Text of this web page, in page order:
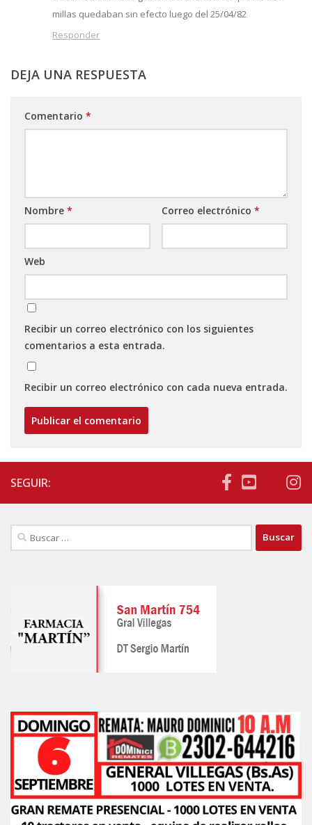
millas quedaban sin efecto luego del 25/04/82
Responder
DEJA UNA RESPUESTA
Comentario *
Nombre * Correo electrónico *
Web
Recibir un correo electrónico con los siguientes
comentarios a esta entrada.
Recibir un correo electrónico con cada nueva entrada.
SEGUIR:
Buscar: